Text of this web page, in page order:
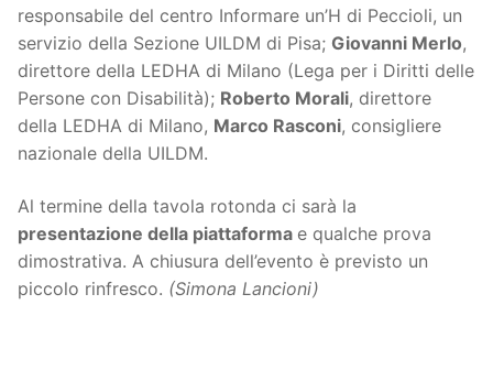
responsabile del centro Informare un’H di Peccioli, un
servizio della Sezione UILDM di Pisa; Giovanni Merlo,
direttore della LEDHA di Milano (Lega per i Diritti delle
Persone con Disabilità); Roberto Morali, direttore
della LEDHA di Milano, Marco Rasconi, consigliere
nazionale della UILDM.
Al termine della tavola rotonda ci sarà la
presentazione della piattaforma e qualche prova
dimostrativa. A chiusura dell’evento è previsto un
piccolo rinfresco. (Simona Lancioni)